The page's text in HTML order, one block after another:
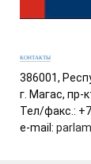
КОНТАКТЫ
386001,
г. Магас, пр-
Тел/факс.:
e-mail: